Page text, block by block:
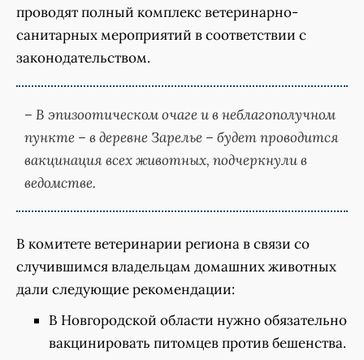
проводят полный комплекс ветеринарно-
санитарных мероприятий в соответствии с
законодательством.
– В эпизоотическом очаге и в неблагополучном
пункте – в деревне Зарелье – будет проводится
вакцинация всех животных, подчеркнули в
ведомстве.
В комитете ветеринарии региона в связи со
случившимся владельцам домашних животных
дали следующие рекомендации:
В Новгородской области нужно обязательно
вакцинировать питомцев против бешенства.